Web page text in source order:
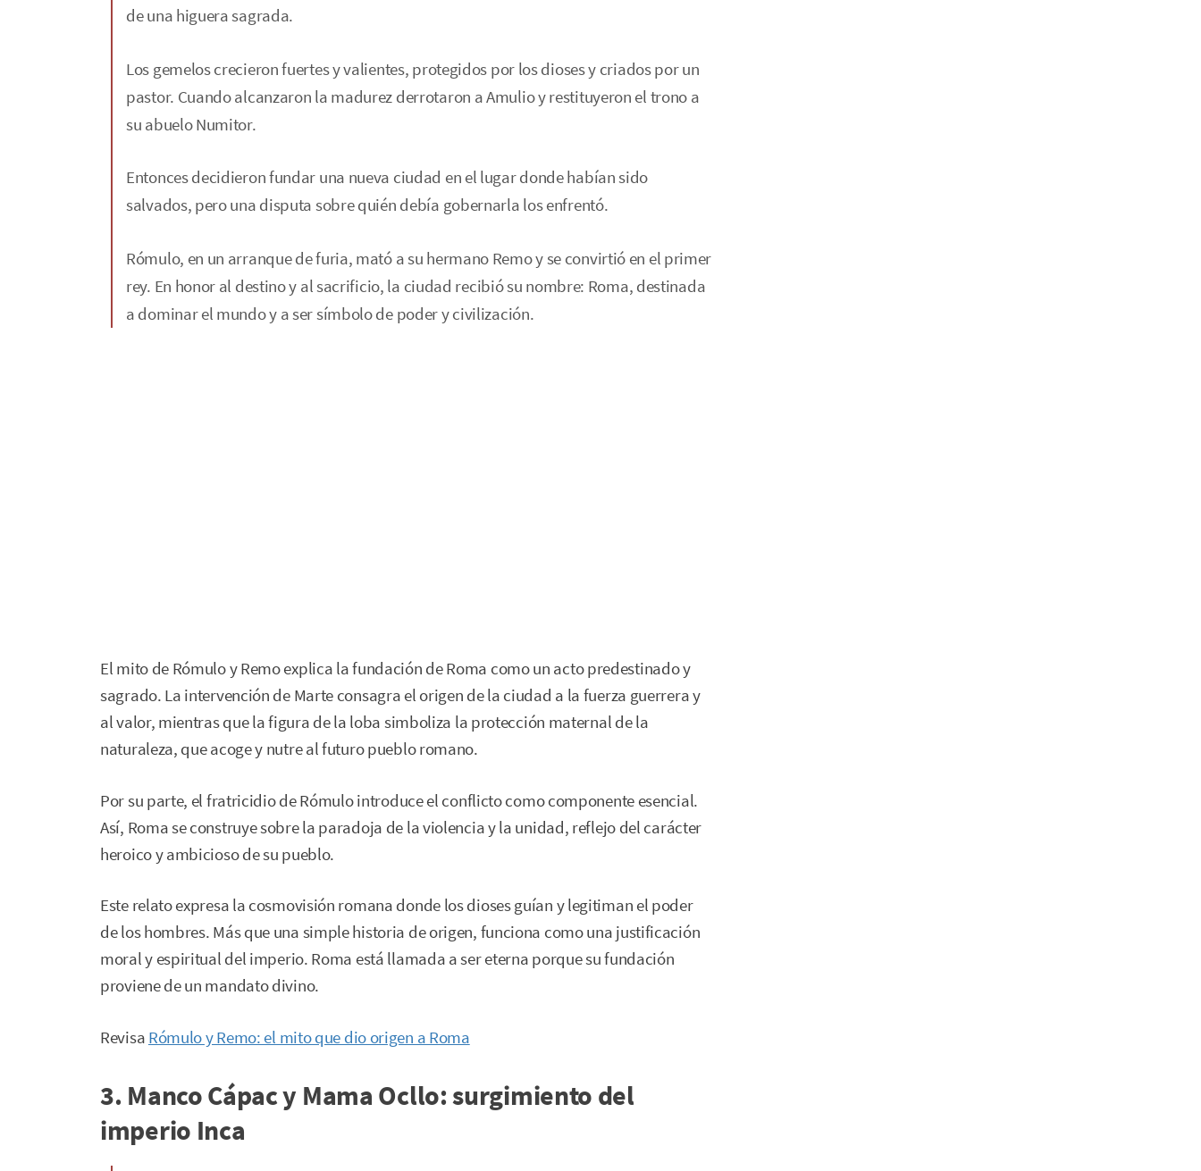
de una higuera sagrada.
Los gemelos crecieron fuertes y valientes, protegidos por los dioses y criados por un
pastor. Cuando alcanzaron la madurez derrotaron a Amulio y restituyeron el trono a
su abuelo Numitor.
Entonces decidieron fundar una nueva ciudad en el lugar donde habían sido
salvados, pero una disputa sobre quién debía gobernarla los enfrentó.
Rómulo, en un arranque de furia, mató a su hermano Remo y se convirtió en el primer
rey. En honor al destino y al sacrificio, la ciudad recibió su nombre: Roma, destinada
a dominar el mundo y a ser símbolo de poder y civilización.
El mito de Rómulo y Remo explica la fundación de Roma como un acto predestinado y
sagrado. La intervención de Marte consagra el origen de la ciudad a la fuerza guerrera y
al valor, mientras que la figura de la loba simboliza la protección maternal de la
naturaleza, que acoge y nutre al futuro pueblo romano.
Por su parte, el fratricidio de Rómulo introduce el conflicto como componente esencial.
Así, Roma se construye sobre la paradoja de la violencia y la unidad, reflejo del carácter
heroico y ambicioso de su pueblo.
Este relato expresa la cosmovisión romana donde los dioses guían y legitiman el poder
de los hombres. Más que una simple historia de origen, funciona como una justificación
moral y espiritual del imperio. Roma está llamada a ser eterna porque su fundación
proviene de un mandato divino.
Revisa Rómulo y Remo: el mito que dio origen a Roma
3. Manco Cápac y Mama Ocllo: surgimiento del
imperio Inca